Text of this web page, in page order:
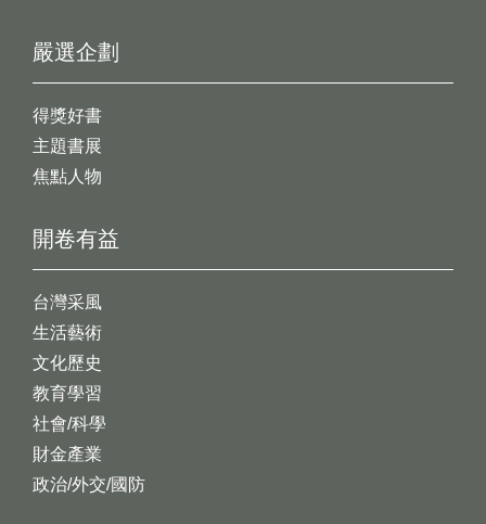
開卷有益
台灣采風
生活藝術
文化歷史
教育學習
社會/科學
財金產業
政治/外交/國防
嚴選企劃
得獎好書
主題書展
焦點人物